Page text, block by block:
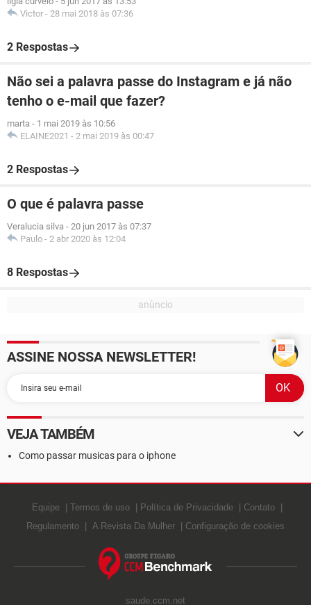
Victor - 28 mai 2018 às 07:36
2 Respostas
Não sei a palavra passe do Instagram e já não
tenho o e-mail que fazer?
marta - 1 mai 2019 às 10:56
ELAINE2021 - 2 mai 2019 às 00:47
2 Respostas
O que é palavra passe
Veralucia silva - 20 jun 2017 às 07:37
Paulo - 2 abr 2020 às 12:04
8 Respostas
ASSINE NOSSA NEWSLETTER!
VEJA TAMBÉM
Como passar musicas para o iphone
Equipe Termos de uso Política de Privacidade
Contato
Regulamento
A Revista Da Mulher Configuração de cookies
saude.ccm.net